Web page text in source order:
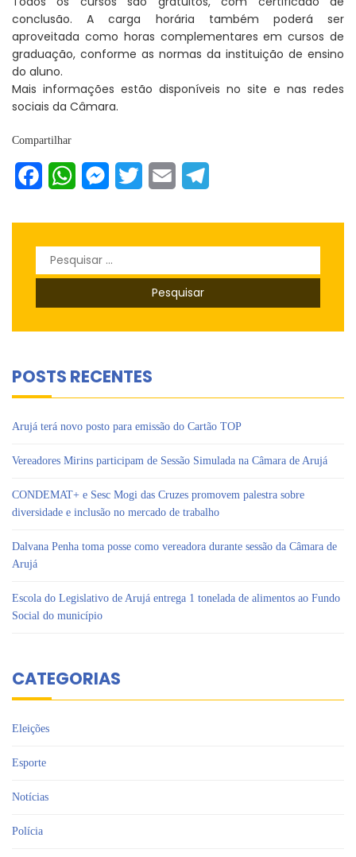
conclusão. A carga horária também poderá ser
aproveitada como horas complementares em cursos de
graduação, conforme as normas da instituição de ensino
do aluno.
Mais informações estão disponíveis no site e nas redes
sociais da Câmara.
Compartilhar
FacebookWhatsAppMessenger
Twitter Email
Pesquisar
POSTS RECENTES
Arujá terá novo posto para emissão do Cartão TOP
Vereadores Mirins participam de Sessão Simulada na Câmara de Arujá
CONDEMAT+ e Sesc Mogi das Cruzes promovem palestra sobre
diversidade e inclusão no mercado de trabalho
Dalvana Penha toma posse como vereadora durante sessão da Câmara de
Arujá
Escola do Legislativo de Arujá entrega 1 tonelada de alimentos ao Fundo
Social do município
CATEGORIAS
Eleições
Esporte
Notícias
Polícia